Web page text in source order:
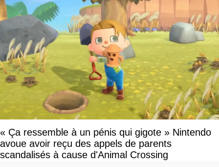
« Ça ressemble à un pénis qui gigote » Nintendo
avoue avoir reçu des appels de parents
scandalisés à cause d'Animal Crossing